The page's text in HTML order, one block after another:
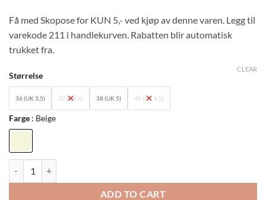
Få med Skopose for KUN 5,- ved kjøp av denne varen. Legg til
varekode 211 i handlekurven. Rabatten blir automatisk
trukket fra.
Størrelse
36 (UK 3,5) 37 (UK 4) 38 (UK 5) 40 (UK 6,5)
Farge Beige
CLEAR
ADD TO CART